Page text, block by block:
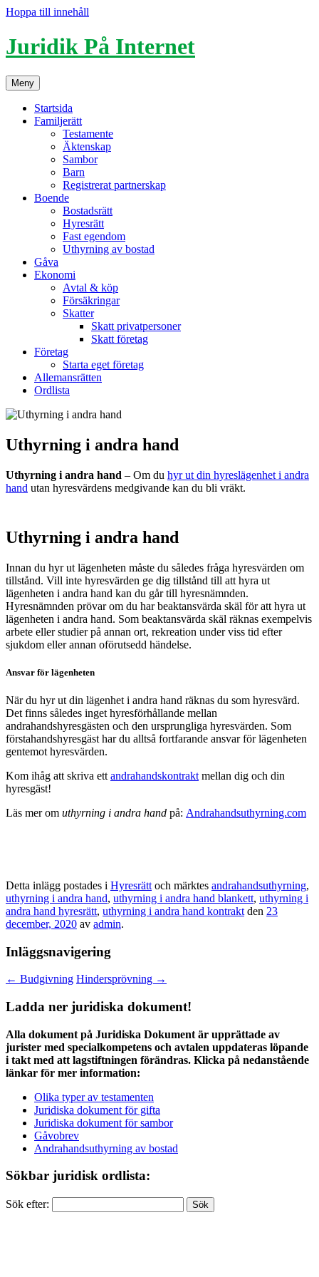
Hoppa till innehåll
Juridik På Internet
Meny
Startsida
Familjerätt
Testamente
Äktenskap
Sambor
Barn
Registrerat partnerskap
Boende
Bostadsrätt
Hyresrätt
Fast egendom
Uthyrning av bostad
Gåva
Ekonomi
Avtal & köp
Försäkringar
Skatter
Skatt privatpersoner
Skatt företag
Företag
Starta eget företag
Allemansrätten
Ordlista
Uthyrning i andra hand
Uthyrning i andra hand – Om du hyr ut din hyreslägenhet i andra
hand utan hyresvärdens medgivande kan du bli vräkt.
Uthyrning i andra hand
Innan du hyr ut lägenheten måste du således fråga hyresvärden om
tillstånd. Vill inte hyresvärden ge dig tillstånd till att hyra ut
lägenheten i andra hand kan du går till hyresnämnden.
Hyresnämnden prövar om du har beaktansvärda skäl för att hyra ut
lägenheten i andra hand. Som beaktansvärda skäl räknas exempelvis
arbete eller studier på annan ort, rekreation under viss tid efter
sjukdom eller annan oförutsedd händelse.
Ansvar för lägenheten
När du hyr ut din lägenhet i andra hand räknas du som hyresvärd.
Det finns således inget hyresförhållande mellan
andrahandshyresgästen och den ursprungliga hyresvärden. Som
förstahandshyresgäst har du alltså fortfarande ansvar för lägenheten
gentemot hyresvärden.
Kom ihåg att skriva ett andrahandskontrakt mellan dig och din
hyresgäst!
Läs mer om uthyrning i andra hand på: Andrahandsuthyrning.com
Detta inlägg postades i Hyresrätt och märktes andrahandsuthyrning,
uthyrning i andra hand, uthyrning i andra hand blankett, uthyrning i
andra hand hyresrätt, uthyrning i andra hand kontrakt den 23
december, 2020 av admin.
Inläggsnavigering
← Budgivning Hindersprövning →
Ladda ner juridiska dokument!
Alla dokument på Juridiska Dokument är upprättade av
jurister med specialkompetens och avtalen uppdateras löpande
i takt med att lagstiftningen förändras. Klicka på nedanstående
länkar för mer information:
Olika typer av testamenten
Juridiska dokument för gifta
Juridiska dokument för sambor
Gåvobrev
Andrahandsuthyrning av bostad
Sökbar juridisk ordlista:
Sök efter: